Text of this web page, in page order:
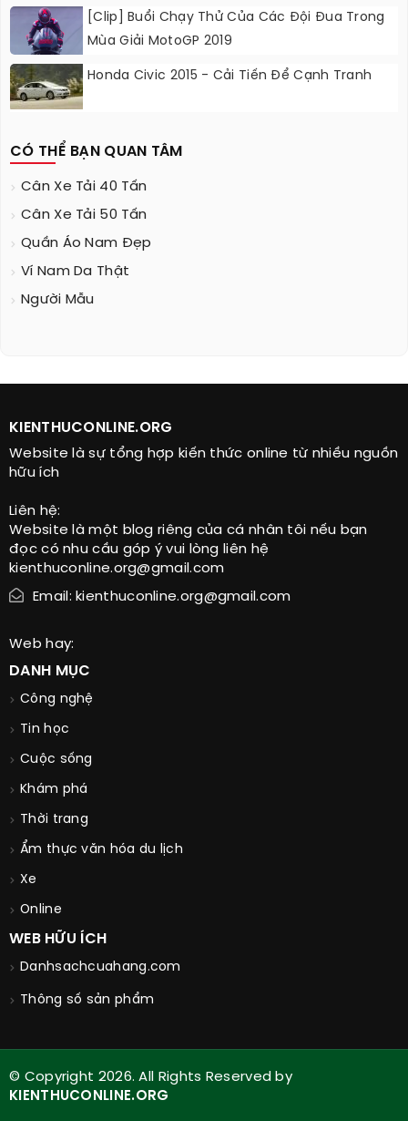
Hoá
[Clip] Buổi Chạy Thử Của Các Đội Đua Trong
Mùa Giải MotoGP 2019
Honda Civic 2015 - Cải Tiến Để Cạnh Tranh
CÓ THỂ BẠN QUAN TÂM
Cân Xe Tải 40 Tấn
Cân Xe Tải 50 Tấn
Quần Áo Nam Đẹp
Ví Nam Da Thật
Người Mẫu
KIENTHUCONLINE.ORG
Website là sự tổng hợp kiến thức online từ nhiều nguồn
hữu ích
Liên hệ:
Website là một blog riêng của cá nhân tôi nếu bạn
đọc có nhu cầu góp ý vui lòng liên hệ
kienthuconline.org@gmail.com
Email: kienthuconline.org@gmail.com
Web hay:
DANH MỤC
Công nghệ
Tin học
Cuộc sống
Khám phá
Thời trang
Ẩm thực văn hóa du lịch
Xe
Online
WEB HỮU ÍCH
Danhsachcuahang.com
Thông số sản phẩm
© Copyright 2026. All Rights Reserved by
KIENTHUCONLINE.ORG